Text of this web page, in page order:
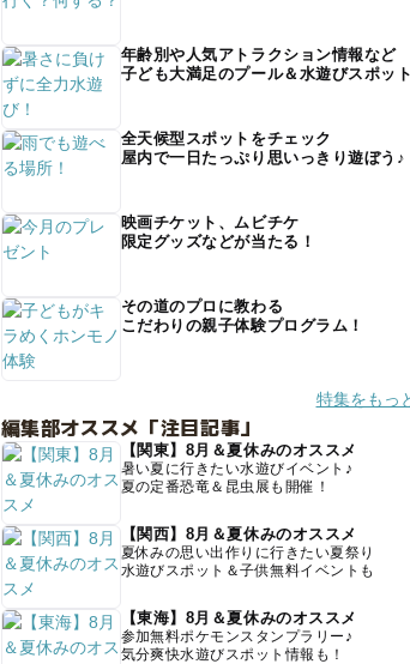
年齢別や人気アトラクション情報など
子ども大満足のプール＆水遊びスポット
全天候型スポットをチェック
屋内で一日たっぷり思いっきり遊ぼう♪
映画チケット、ムビチケ
限定グッズなどが当たる！
その道のプロに教わる
こだわりの親子体験プログラム！
特集をもっ
編集部オススメ「注目記事」
【関東】8月＆夏休みのオススメ
暑い夏に行きたい水遊びイベント♪
夏の定番恐竜＆昆虫展も開催！
【関西】8月＆夏休みのオススメ
夏休みの思い出作りに行きたい夏祭り
水遊びスポット＆子供無料イベントも
【東海】8月＆夏休みのオススメ
参加無料ポケモンスタンプラリー♪
気分爽快水遊びスポット情報も！